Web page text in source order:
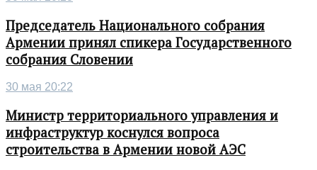
Председатель Национального собрания
Армении принял спикера Государственного
собрания Словении
30 мая 20:22
Министр территориального управления и
инфраструктур коснулся вопроса
строительства в Армении новой АЭС